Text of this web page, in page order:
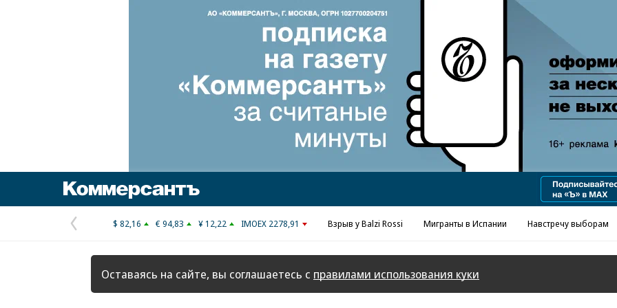
Предыдущая
страница
$ 82,16 € 94,83 ¥ 12,22 IMOEX 2278,91 Взрыв у Balzi Rossi Мигранты в Испании Навстречу выборам
Оставаясь на сайте, вы соглашаетесь с правилами использования куки